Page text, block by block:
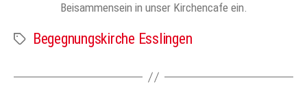
Beisammensein in unser Kirchencafe ein.
Schlagwörter
Begegnungskirche Esslingen